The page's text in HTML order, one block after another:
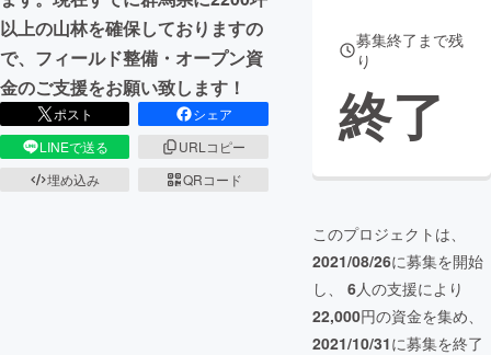
以上の山林を確保しておりますの
で、フィールド整備・オープン資
金のご支援をお願い致します！
ポスト
シェア
LINEで送る
URLコピー
埋め込み
QRコード
募集終了まで残
り
終了
このプロジェクトは、
2021/08/26に募集を開始
し、 6人の支援により
22,000円の資金を集め、
2021/10/31に募集を終了